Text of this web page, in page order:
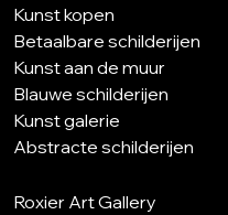
Kunst kopen
Betaalbare schilderijen
Kunst aan de muur
Blauwe schilderijen
Kunst galerie
Abstracte schilderijen
Roxier Art Gallery